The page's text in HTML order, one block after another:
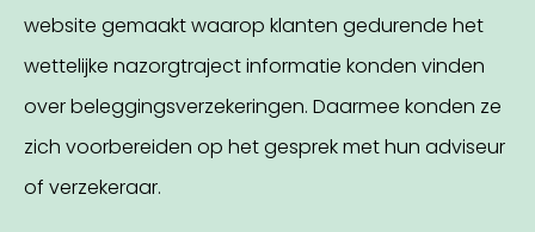
website gemaakt waarop klanten gedurende het
wettelijke nazorgtraject informatie konden vinden
over beleggingsverzekeringen. Daarmee konden ze
zich voorbereiden op het gesprek met hun adviseur
of verzekeraar.